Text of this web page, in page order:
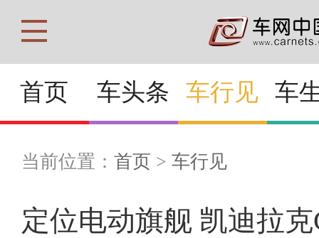
首页 车头条 车行见 车
当前位置： 首页 > 车行见
定位电动旗舰 凯迪拉克